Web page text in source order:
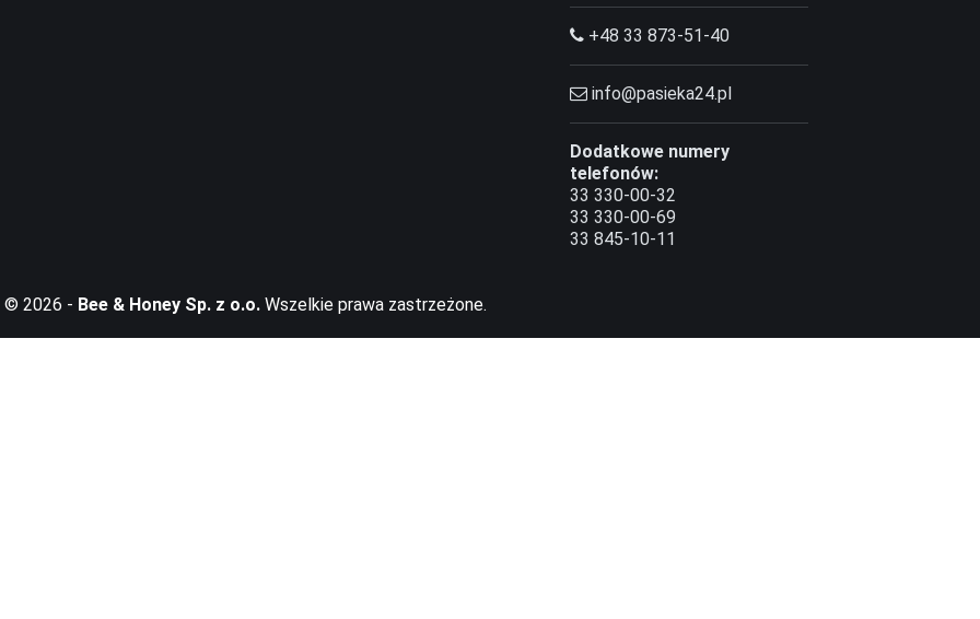
+48 33 873-51-40
info@pasieka24.pl
Dodatkowe numery
telefonów:
33 330-00-32
33 330-00-69
33 845-10-11
© 2026 - Bee & Honey Sp. z o.o.Wszelkie prawa zastrzeżone.